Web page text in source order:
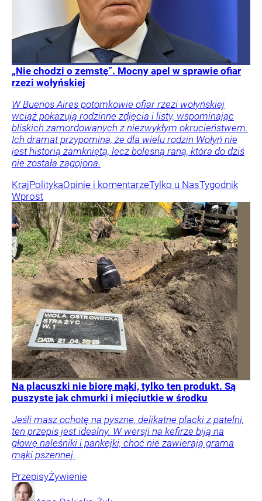
„Nie chodzi o zemstę”. Mocny apel w sprawie ofiar
rzezi wołyńskiej
W Buenos Aires potomkowie ofiar rzezi wołyńskiej
wciąż pokazują rodzinne zdjęcia i listy, wspominając
bliskich zamordowanych z niezwykłym okrucieństwem.
Ich dramat przypomina, że dla wielu rodzin Wołyń nie
jest historią zamkniętą, lecz bolesną raną, która do dziś
nie została zagojona.
KrajPolitykaOpinie i komentarzeTylko u NasTygodnik
Wprost
Na placuszki nie biorę mąki, tylko ten produkt. Są
puszyste jak chmurki i mięciutkie w środku
Jeśli masz ochotę na pyszne, delikatne placki z patelni,
ten przepis jest idealny. W wersji na kefirze biją na
głowę naleśniki i pankejki, choć nie zawierają grama
mąki pszennej.
PrzepisyŻywienie